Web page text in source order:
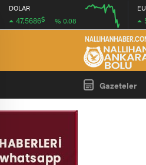
DOLAR
47,5686$ % 0.08
12:00 16:00
Gazeteler